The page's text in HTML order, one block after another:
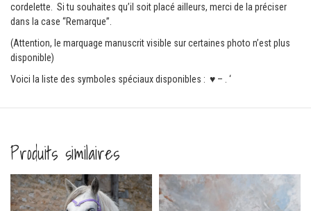
cordelette. Si tu souhaites qu’il soit placé ailleurs, merci de la préciser
dans la case “Remarque”.
(Attention, le marquage manuscrit visible sur certaines photo n’est plus
disponible)
Voici la liste des symboles spéciaux disponibles : ♥ – . ‘
Produits similaires